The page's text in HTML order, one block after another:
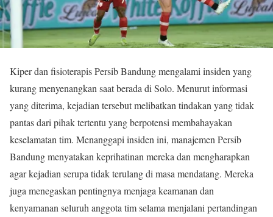
Kiper dan fisioterapis Persib Bandung mengalami insiden yang
kurang menyenangkan saat berada di Solo. Menurut informasi
yang diterima, kejadian tersebut melibatkan tindakan yang tidak
pantas dari pihak tertentu yang berpotensi membahayakan
keselamatan tim. Menanggapi insiden ini, manajemen Persib
Bandung menyatakan keprihatinan mereka dan mengharapkan
agar kejadian serupa tidak terulang di masa mendatang. Mereka
juga menegaskan pentingnya menjaga keamanan dan
kenyamanan seluruh anggota tim selama menjalani pertandingan